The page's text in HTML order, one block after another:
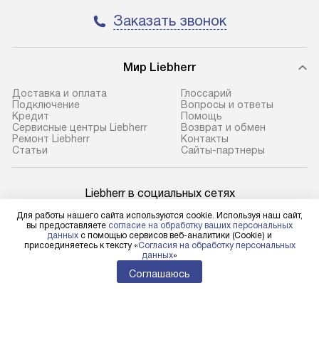
Заказать звонок
Мир Liebherr
Доставка и оплата
Подключение
Кредит
Сервисные центры Liebherr
Ремонт Liebherr
Cтатьи
Глоссарий
Вопросы и ответы
Помощь
Возврат и обмен
Контакты
Сайты-партнеры
Liebherr в социальных сетях
Для физических лиц
shop@l-rus.ru
Для юридических лиц
Для работы нашего сайта используются cookie. Используя наш сайт,
вы предоставляете согласие на обработку ваших персональных
данных с помощью сервисов веб-аналитики (Cookie) и
присоединяетесь к тексту «Согласия на обработку персональных
данных»
Соглашаюсь